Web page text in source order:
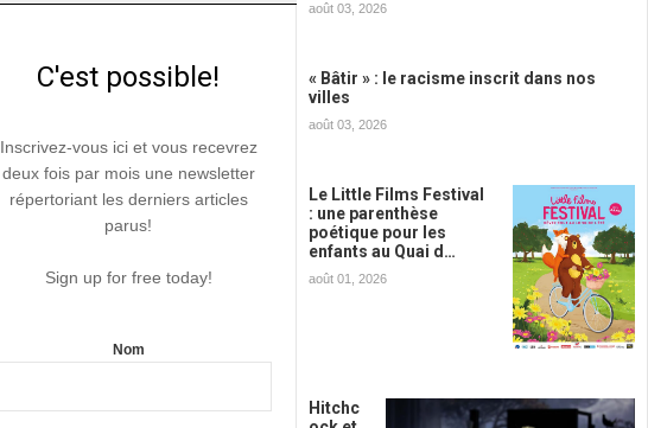
C'est possible!
Inscrivez-vous ici et vous recevrez
deux fois par mois une newsletter
répertoriant les derniers articles
parus!
Sign up for free today!
Nom
août 03, 2026
« Bâtir » : le racisme inscrit dans nos
villes
août 03, 2026
Le Little Films Festival
: une parenthèse
poétique pour les
enfants au Quai d…
août 01, 2026
Hitchc